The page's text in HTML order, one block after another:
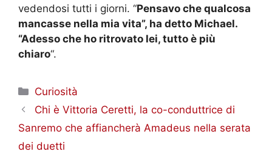
vedendosi tutti i giorni. “Pensavo che qualcosa
mancasse nella mia vita”, ha detto Michael.
“Adesso che ho ritrovato lei, tutto è più
chiaro“.
Categorie
Curiosità
Chi è Vittoria Ceretti, la co-conduttrice di
Sanremo che affiancherà Amadeus nella serata
dei duetti